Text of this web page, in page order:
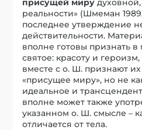
присущей миру
реальности» (Шмеман
последнее утверждение
действительности.
вполне готовы признать
святое: красоту и
вместе с о. Ш. признают
«присущее миру», но не
идеальное и
вполне может также
указанном о. Ш. смысле –
отличается от тела.